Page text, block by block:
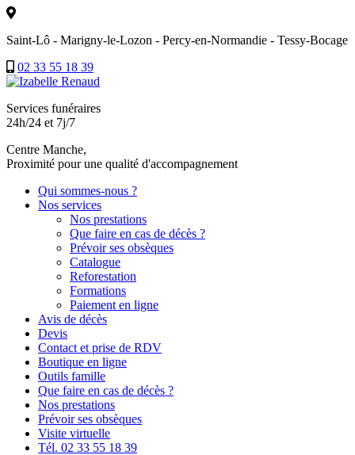
Saint-Lô - Marigny-le-Lozon - Percy-en-Normandie - Tessy-Bocage
02 33 55 18 39
Services funéraires
24h/24 et 7j/7
Centre Manche,
Proximité pour une qualité d'accompagnement
Qui sommes-nous ?
Nos services
Nos prestations
Que faire en cas de décès ?
Prévoir ses obsèques
Catalogue
Reforestation
Formations
Paiement en ligne
Avis de décès
Devis
Contact et prise de RDV
Boutique en ligne
Outils famille
Que faire en cas de décès ?
Nos prestations
Prévoir ses obsèques
Visite virtuelle
Tél. 02 33 55 18 39